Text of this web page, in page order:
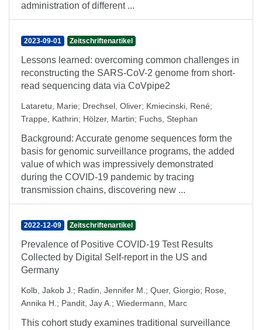
administration of different ...
2023-09-01 Zeitschriftenartikel
Lessons learned: overcoming common challenges in
reconstructing the SARS-CoV-2 genome from short-
read sequencing data via CoVpipe2
Lataretu, Marie; Drechsel, Oliver; Kmiecinski, René;
Trappe, Kathrin; Hölzer, Martin; Fuchs, Stephan
Background: Accurate genome sequences form the
basis for genomic surveillance programs, the added
value of which was impressively demonstrated
during the COVID-19 pandemic by tracing
transmission chains, discovering new ...
2022-12-09 Zeitschriftenartikel
Prevalence of Positive COVID-19 Test Results
Collected by Digital Self-report in the US and
Germany
Kolb, Jakob J. ; Radin, Jennifer M. ; Quer, Giorgio; Rose,
Annika H. ; Pandit, Jay A. ; Wiedermann, Marc
This cohort study examines traditional surveillance